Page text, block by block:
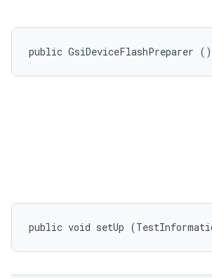
public GsiDeviceFlashPreparer ()
public void setUp